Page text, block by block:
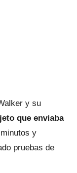
y su
que enviaba
y
pruebas de